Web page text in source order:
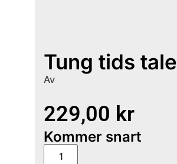
Tung tids tale
Av
229,00 kr
Kommer snart